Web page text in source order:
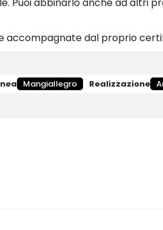
Puoi abbinarlo anche ad altri
accompagnate dal proprio
Mangiallegro Realizzazione